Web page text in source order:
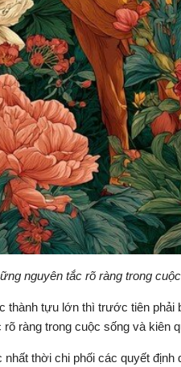
nguyên tắc rõ ràng trong
thành tựu lớn thì trước tiên
ràng trong cuộc sống và kiên
thời chi phối các quyết